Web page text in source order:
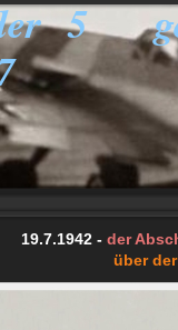
5
19.7.1942 - der
über